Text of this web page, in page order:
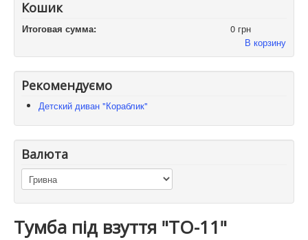
Кошик
Итоговая сумма:
0 грн
В корзину
Рекомендуємо
Детский диван "Кораблик"
Валюта
Тумба під взуття "ТО-11"